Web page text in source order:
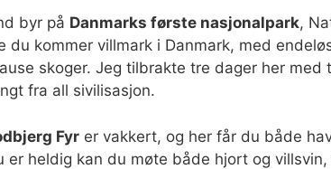
byr på Danmarks første nasjonalpark,
kommer villmark i Danmark, med
skoger. Jeg tilbrakte tre dager her med
fra all sivilisasjon.
Fyr er vakkert, og her får du både
er heldig kan du møte både hjort og